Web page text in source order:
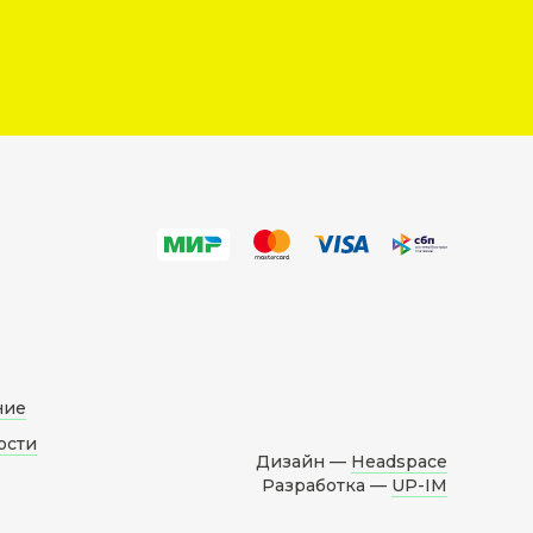
Дизайн — Headspace
Разработка — UP-IM